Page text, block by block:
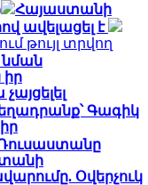
Հայաստանի
ավելացել է
թույլ տրվող
նման
իր
Գագիկ
Օվերչուկ